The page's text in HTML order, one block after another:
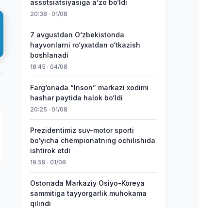
assotsiatsiyasiga aʼzo bo‘ldi
20:38 · 01/08
7 avgustdan O‘zbekistonda
hayvonlarni ro‘yxatdan o‘tkazish
boshlanadi
18:45 · 04/08
Farg‘onada “Inson” markazi xodimi
hashar paytida halok bo‘ldi
20:25 · 01/08
Prezidentimiz suv-motor sporti
bo‘yicha chempionatning ochilishida
ishtirok etdi
19:59 · 01/08
Ostonada Markaziy Osiyo-Koreya
sammitiga tayyorgarlik muhokama
qilindi